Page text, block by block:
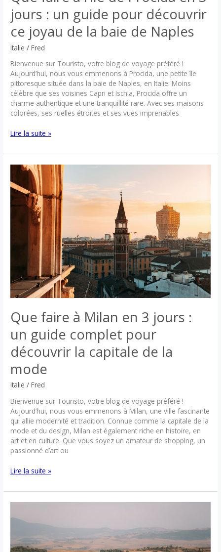
jours : un guide pour découvrir
ce joyau de la baie de Naples
Italie /Fred
Bienvenue sur Touristo, votre blog de voyage préféré !
Aujourd’hui, nous vous emmenons à Procida, une petite île
pittoresque située dans la baie de Naples, en Italie. Moins
célèbre que ses voisines Capri et Ischia, Procida offre un
charme authentique et une tranquillité rare. Avec ses maisons
colorées, ses ruelles étroites et ses vues imprenables
Que
à
l’île
Procida
en
3
découvrir
joyau
de
la
baie
de
Naples
Lire la suite »
Que faire à Milan en 3 jours :
un guide complet pour
découvrir la capitale de la
mode
Italie /Fred
Bienvenue sur Touristo, votre blog de voyage préféré !
Aujourd’hui, nous vous emmenons à Milan, une ville fascinante
qui allie modernité et tradition. Connue comme la capitale de la
mode et du design, Milan est également riche en histoire, en
art et en culture. Que vous soyez un amateur de shopping, un
passionné d’art ou
Que
à
3
un
Lire la suite »